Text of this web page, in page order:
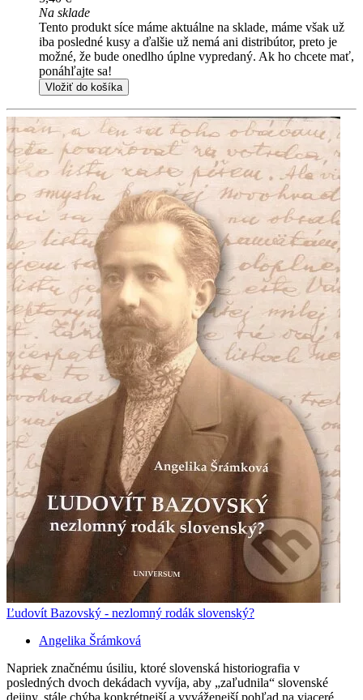
Na sklade
Tento produkt síce máme aktuálne na sklade, máme však už
iba posledné kusy a ďalšie už nemá ani distribútor, preto je
možné, že bude onedlho úplne vypredaný. Ak ho chcete mať,
ponáhľajte sa!
Vložiť do košíka
Ľudovít Bazovský - nezlomný rodák slovenský?
Angelika Šrámková
Napriek značnému úsiliu, ktoré slovenská historiografia v
posledných dvoch dekádach vyvíja, aby „zaľudnila“ slovenské